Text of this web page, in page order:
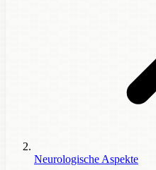
Neurologische Aspekte